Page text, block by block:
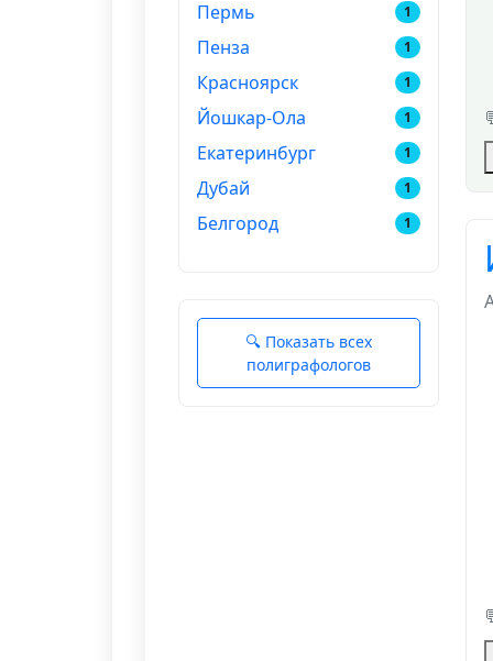
Пермь 1
Пенза 1
Красноярск 1
Йошкар-Ола 1
Екатеринбург 1
Дубай 1
Белгород 1
🔍 Показать всех
полиграфологов